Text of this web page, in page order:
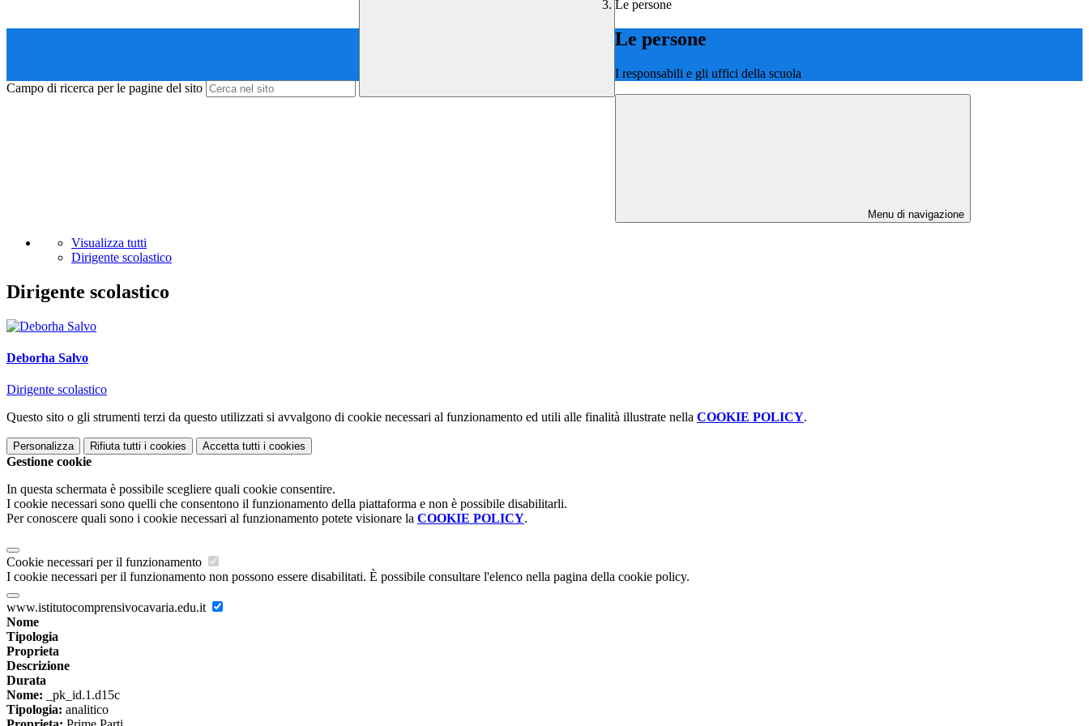
Campo di ricerca per le pagine del sito
Le persone
Le persone
I responsabili e gli uffici della scuola
Menu di navigazione
Visualizza tutti
Dirigente scolastico
Dirigente scolastico
Deborha Salvo
Dirigente scolastico
Questo sito o gli strumenti terzi da questo utilizzati si avvalgono di cookie necessari al funzionamento ed utili alle finalità illustrate nella COOKIE POLICY.
Personalizza Rifiuta tutti i cookies Accetta tutti i cookies
Gestione cookie
In questa schermata è possibile scegliere quali cookie consentire.
I cookie necessari sono quelli che consentono il funzionamento della piattaforma e non è possibile disabilitarli.
Per conoscere quali sono i cookie necessari al funzionamento potete visionare la COOKIE POLICY.
Cookie necessari per il funzionamento
I cookie necessari per il funzionamento non possono essere disabilitati. È possibile consultare l'elenco nella pagina della cookie policy.
www.istitutocomprensivocavaria.edu.it
Nome
Tipologia
Proprieta
Descrizione
Durata
Nome: _pk_id.1.d15c
Tipologia: analitico